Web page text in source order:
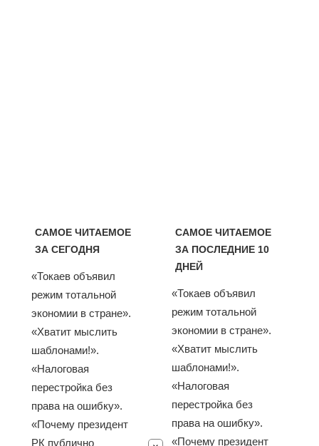
САМОЕ ЧИТАЕМОЕ
ЗА СЕГОДНЯ
«Токаев объявил
режим тотальной
экономии в стране».
«Хватит мыслить
шаблонами!».
«Налоговая
перестройка без
права на ошибку».
«Почему президент
РК публично
САМОЕ ЧИТАЕМОЕ
ЗА ПОСЛЕДНИЕ 10
ДНЕЙ
«Токаев объявил
режим тотальной
экономии в стране».
«Хватит мыслить
шаблонами!».
«Налоговая
перестройка без
права на ошибку».
«Почему президент